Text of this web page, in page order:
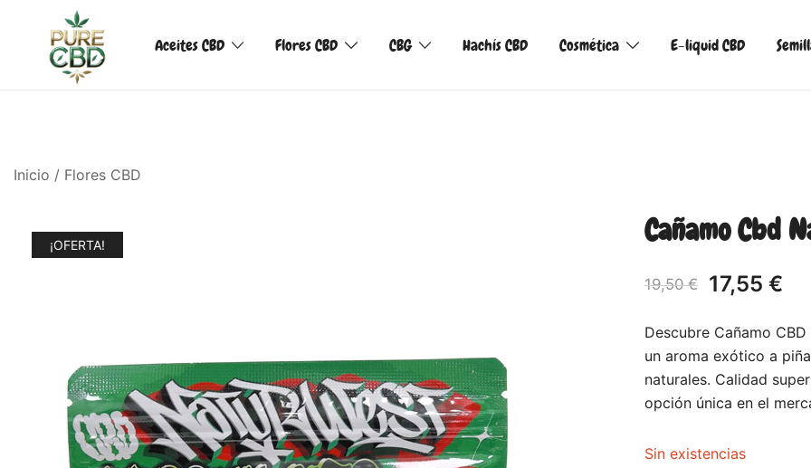
Aceites CBD Flores CBD CBG Hachís CBD Cosmética E-liquid CBD
Inicio / Flores CBD
¡OFERTA! Cañamo Cbd
19,50€ 17,55 €
Descubre Cañamo
un aroma exótico a
naturales. Calidad
opción única en el
Sin existencias